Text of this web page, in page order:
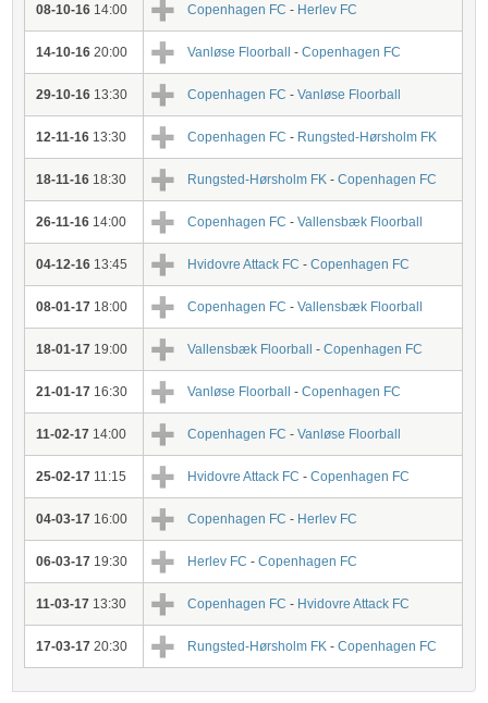
08-10-16 14:00 Copenhagen FC - Herlev FC
14-10-16 20:00 Vanløse Floorball -Copenhagen FC
29-10-16 13:30 Copenhagen FC -Vanløse Floorball
12-11-16 13:30 Copenhagen FC - Rungsted-Hørsholm FK
18-11-16 18:30 Rungsted-Hørsholm FK -Copenhagen FC
26-11-16 14:00 Copenhagen FC -Vallensbæk Floorball
04-12-16 13:45 Hvidovre Attack FC -Copenhagen FC
08-01-17 18:00 Copenhagen FC -Vallensbæk Floorball
18-01-17 19:00 Vallensbæk Floorball -Copenhagen FC
21-01-17 16:30 Vanløse Floorball -Copenhagen FC
11-02-17 14:00 Copenhagen FC -Vanløse Floorball
25-02-17 11:15 Hvidovre Attack FC -Copenhagen FC
04-03-17 16:00 Copenhagen FC - Herlev FC
06-03-17 19:30 Herlev FC-Copenhagen FC
11-03-17 13:30 Copenhagen FC - Hvidovre Attack FC
17-03-17 20:30 Rungsted-Hørsholm FK -Copenhagen FC